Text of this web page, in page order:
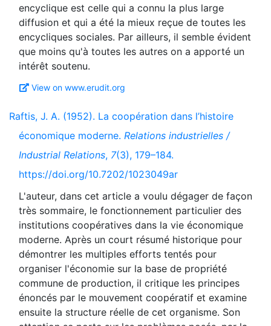
encyclique est celle qui a connu la plus large
diffusion et qui a été la mieux reçue de toutes les
encycliques sociales. Par ailleurs, il semble évident
que moins qu'à toutes les autres on a apporté un
View on www.erudit.org
Raftis, J. A. (1952). La coopération dans l’histoire
économique moderne. Relations industrielles /
Industrial Relations, 7(3), 179–184.
https://doi.org/10.7202/1023049ar
L'auteur, dans cet article a voulu dégager de façon
très sommaire, le fonctionnement particulier des
institutions coopératives dans la vie économique
moderne. Après un court résumé historique pour
démontrer les multiples efforts tentés pour
organiser l'économie sur la base de propriété
commune de production, il critique les principes
énoncés par le mouvement coopératif et examine
ensuite la structure réelle de cet organisme. Son